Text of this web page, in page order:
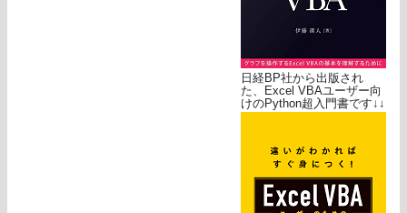
日経BP社から出版され
た、Excel VBAユーザー向
けのPython超入門書です↓↓